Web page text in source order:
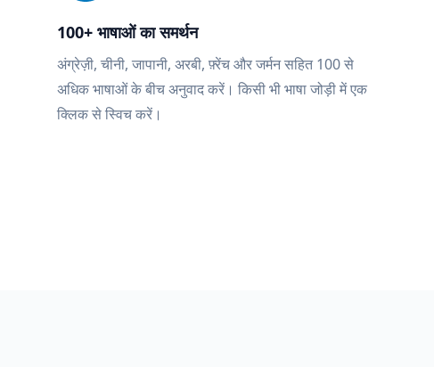
100+ भाषाओं का समर्थन
अंग्रेज़ी, चीनी, जापानी, अरबी, फ़्रेंच और जर्मन सहित 100 से
अधिक भाषाओं के बीच अनुवाद करें। किसी भी भाषा जोड़ी में एक
क्लिक से स्विच करें।